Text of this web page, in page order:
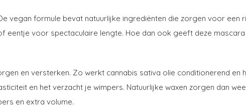
vegan formule bevat natuurlijke ingrediënten die zorgen voor een
eentje voor spectaculaire lengte. Hoe dan ook geeft deze mascara
en versterken. Zo werkt cannabis sativa olie conditionerend en
en het verzacht je wimpers. Natuurlijke waxen zorgen dan
en extra volume.